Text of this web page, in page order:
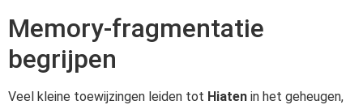
Memory-fragmentatie
begrijpen
Veel kleine toewijzingen leiden tot Hiaten in het geheugen,